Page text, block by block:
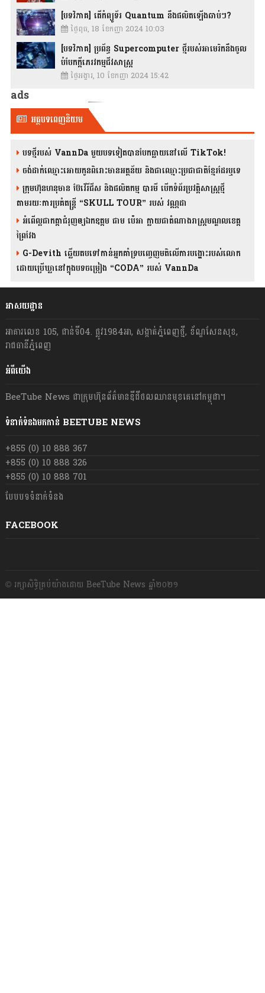
[បទវិភាគ] តើកំព្យូទ័រ Quantum នឹងផលិតឡើងឆាប់ៗ?
ថ្ងៃពុធ, 18 ខែកញ្ញា 2024 10:03
[បទវិភាគ] ប្រព័ន្ធ Supercomputer ថ្មីរបស់អាមេរិកនឹងចូល
បំបែកក្តីភេរវកម្មជីវសាស្រ្ត
ថ្ងៃអង្គារ, 10 ខែកញ្ញា 2024 15:42
ads
អត្ថបទពេញនិយម
បទថ្មីរបស់ VannDa មួយបទទៀតបានបែកធ្លាយនៅលើ TikTok!
ចង់ដាក់ឈ្មោះអោយកូនពិរោះមានអត្ថន័យ និងជាឈ្មោះប្រជាជាតិខ្មែរដែរឬទេ
ក្រុមហ៊ុនហនុមាន ប៊ែវើរីជីស និង​ផលិតកម្ម បារមី​ បើកទំព័រប្រវត្តិសាស្ត្រថ្មី
តាមរយៈការប្រគំតន្រ្តី “SKULL TOUR” របស់ វណ្ណដា
អំពើល្អជាកត្តាជំរុញឲ្យឯកឧត្តម ជាម ប៉េអា ក្លាយជាតំណាងរាស្ត្រមណ្ឌលខេត្ត
ព្រៃវែង
G-Devith ឆ្លើយតបទៅកាន់អ្នកគាំទ្របញ្ចេញមតិលើការបង្ហោះរបស់លោក
ដោយប្រើឃ្លានៅក្នុងបទចម្រៀង “CODA” រ​​​បស់ VannDa
អាសយដ្ឋាន
អាគារលេខ 105, ជាន់ទី04. ផ្លូវ1984អា, សង្កាត់ភ្នំពេញថ្មី, ខ័ណ្ឌសែនសុខ,
រាជធានីភ្នំពេញ
អំពីយើង
BeeTube News ជា​ក្រុមហ៊ុន​ព័ត៌មាន​ឌីជីថលឈាន​មុខ​គេ​នៅ​កម្ពុជា។
ទំនាក់ទំនងមកកាន់ BEETUBE NEWS
+855 (0) 10 888 367
+855 (0) 10 888 326
+855 (0) 10 888 701
បែបបទទំនាក់ទំនង
FACEBOOK
© រក្សា​សិទ្ធិ​គ្រប់​យ៉ាង​ដោយ​ BeeTube News ឆ្នាំ​២០២១